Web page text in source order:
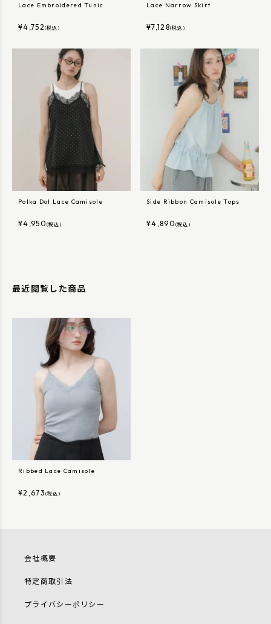
Lace Embroidered Tunic
¥4,752 (税込)
Lace Narrow Skirt
¥7,128(税込)
Polka Dot Lace Camisole
¥4,950 (税込)
Side Ribbon Camisole Tops
¥4,890 (税込)
最近閲覧した商品
Ribbed Lace Camisole
¥2,673 (税込)
会社概要
特定商取引法
プライバシーポリシー